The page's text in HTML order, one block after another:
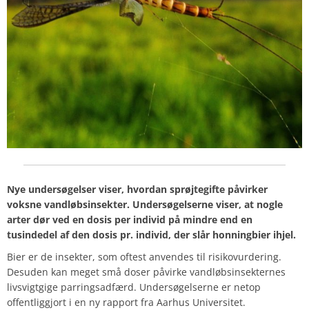
Nye undersøgelser viser, hvordan sprøjtegifte påvirker
voksne vandløbsinsekter. Undersøgelserne viser, at nogle
arter dør ved en dosis per individ på mindre end en
tusindedel af den dosis pr. individ, der slår honningbier ihjel.
Bier er de insekter, som oftest anvendes til risikovurdering.
Desuden kan meget små doser påvirke vandløbsinsekternes
livsvigtgige parringsadfærd. Undersøgelserne er netop
offentliggjort i en ny rapport fra Aarhus Universitet.